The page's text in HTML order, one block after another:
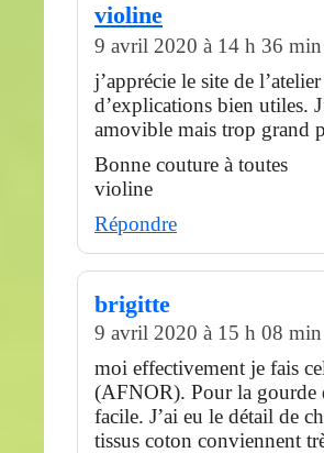
violine
9 avril 2020 à 14 h 36 min
j’apprécie le site de
d’explications bien utiles.
amovible mais trop grand
Bonne couture à toutes
violine
Répondre
brigitte
9 avril 2020 à 15 h 08 min
moi effectivement je fais
(AFNOR). Pour la gourde
facile. J’ai eu le détail de
tissus coton conviennent